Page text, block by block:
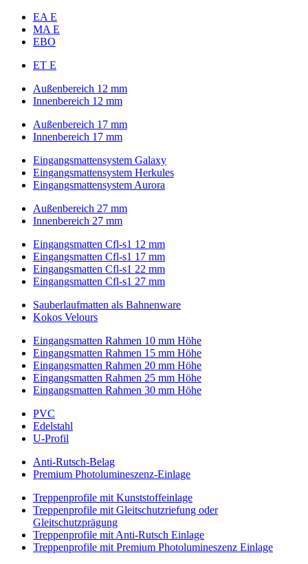
EA E
MA E
EBO
ET E
Außenbereich 12 mm
Innenbereich 12 mm
Außenbereich 17 mm
Innenbereich 17 mm
Eingangsmattensystem Galaxy
Eingangsmattensystem Herkules
Eingangsmattensystem Aurora
Außenbereich 27 mm
Innenbereich 27 mm
Eingangsmatten Cfl-s1 12 mm
Eingangsmatten Cfl-s1 17 mm
Eingangsmatten Cfl-s1 22 mm
Eingangsmatten Cfl-s1 27 mm
Sauberlaufmatten als Bahnenware
Kokos Velours
Eingangsmatten Rahmen 10 mm Höhe
Eingangsmatten Rahmen 15 mm Höhe
Eingangsmatten Rahmen 20 mm Höhe
Eingangsmatten Rahmen 25 mm Höhe
Eingangsmatten Rahmen 30 mm Höhe
PVC
Edelstahl
U-Profil
Anti-Rutsch-Belag
Premium Photolumineszenz-Einlage
Treppenprofile mit Kunststoffeinlage
Treppenprofile mit Gleitschutzriefung oder
Gleitschutzprägung
Treppenprofile mit Anti-Rutsch Einlage
Treppenprofile mit Premium Photolumineszenz Einlage